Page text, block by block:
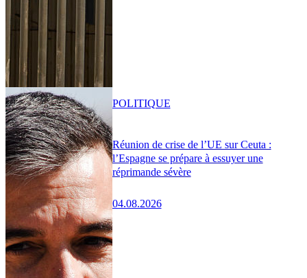
Réunion de crise de l’UE sur Ceuta :
l’Espagne se prépare à essuyer une
réprimande sévère
04.08.2026
POLITIQUE